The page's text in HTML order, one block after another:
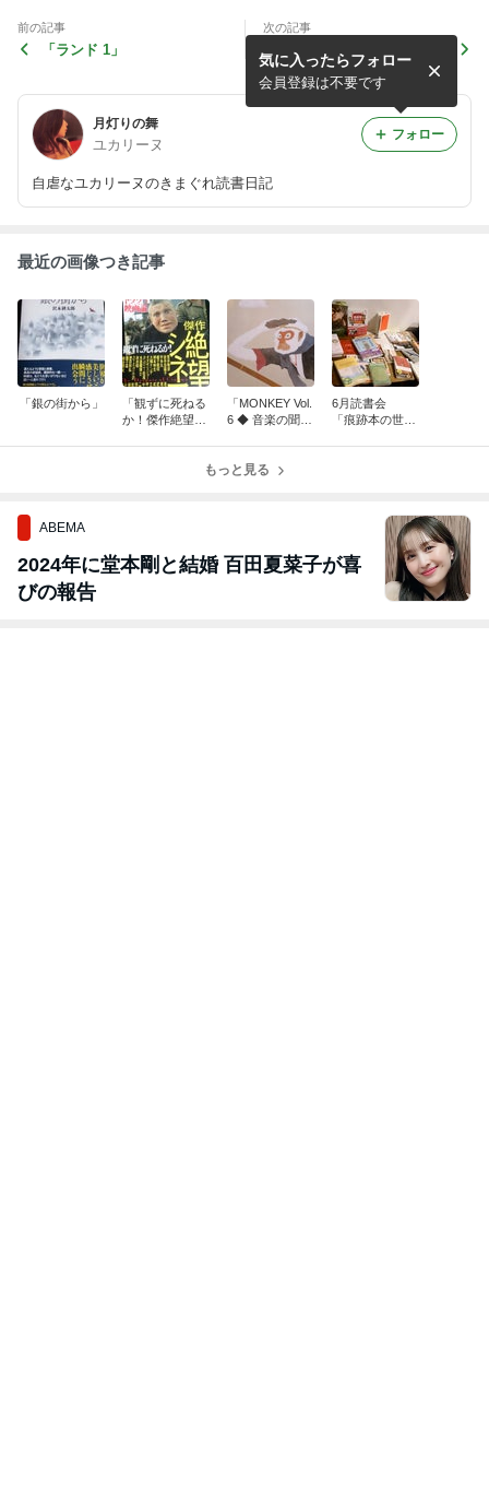
前の記事
「ランド 1」
次の記事
「忘却のサチコ １．２」
月灯りの舞
ユカリーヌ
自虐なユカリーヌのきまぐれ読書日記
気に入ったらフォロー
会員登録は不要です
フォロー
最近の画像つき記事
「銀の街から」
「観ずに死ねる
か！傑作絶望シ
「MONKEY Vol.
6 ◆ 音楽の聞こ
6月読書会
「痕跡本の世
もっと見る
ABEMA
2024年に堂本剛と結婚 百田夏菜子が喜
びの報告